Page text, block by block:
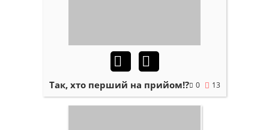
0 13
Так, хто перший на прийом!?